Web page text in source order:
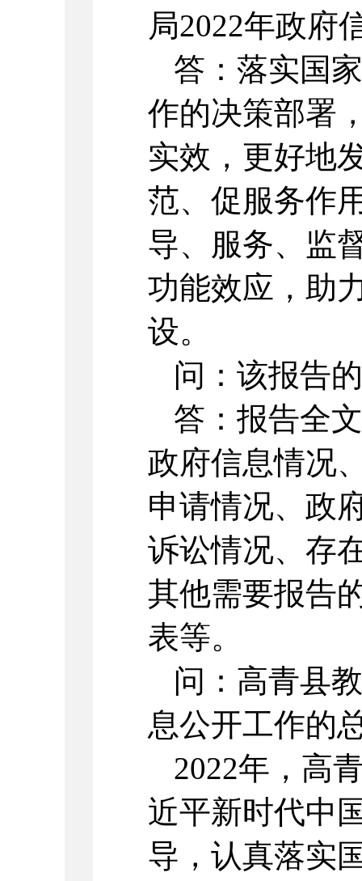
局2022年政府
答：落实国
作的决策部署
实效，更好地
范、促服务作
导、服务、监
功能效应，助
设。
问：该报告
答：报告全
政府信息情况
申请情况、政
诉讼情况、存
其他需要报告
表等。
问：高青县
息公开工作的
2022年，高
近平新时代中
导，认真落实